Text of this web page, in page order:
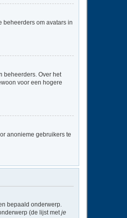
beheerders om avatars in
beheerders. Over het
voor een hogere
anonieme gebruikers te
bepaald onderwerp.
(de lijst metje